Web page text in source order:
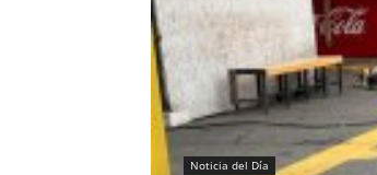
Noticia del Día